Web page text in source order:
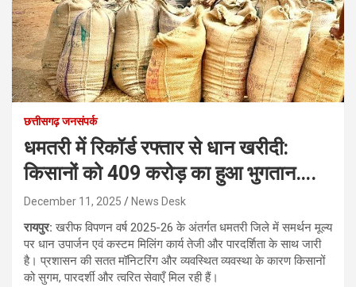
छत्तीसगढ़ जनसंपर्क
धमतरी में रिकॉर्ड रफ्तार से धान खरीदी:
किसानों को 409 करोड़ का हुआ भुगतान….
December 11, 2025 News Desk
रायपुर:खरीफ विपणन वर्ष 2025-26 के अंतर्गत धमतरी जिले में समर्थन मूल्य
पर धान उपार्जन एवं कस्टम मिलिंग कार्य तेजी और पारदर्शिता के साथ जारी
है। प्रशासन की सतत मॉनिटरिंग और व्यवस्थित व्यवस्था के कारण किसानों
को सुगम, पारदर्शी और त्वरित सेवाएँ मिल रही हैं।